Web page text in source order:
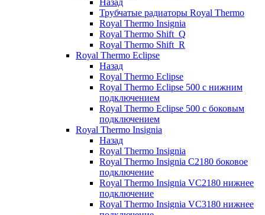
Назад
Трубчатые радиаторы Royal Thermo
Royal Thermo Insignia
Royal Thermo Shift_Q
Royal Thermo Shift_R
Royal Thermo Eclipse
Назад
Royal Thermo Eclipse
Royal Thermo Eclipse 500 с нижним
подключением
Royal Thermo Eclipse 500 с боковым
подключением
Royal Thermo Insignia
Назад
Royal Thermo Insignia
Royal Thermo Insignia C2180 боковое
подключение
Royal Thermo Insignia VC2180 нижнее
подключение
Royal Thermo Insignia VC3180 нижнее